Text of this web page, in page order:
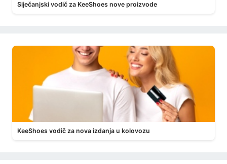
Siječanjski vodič za KeeShoes nove proizvode
KeeShoes vodič za nova izdanja u kolovozu